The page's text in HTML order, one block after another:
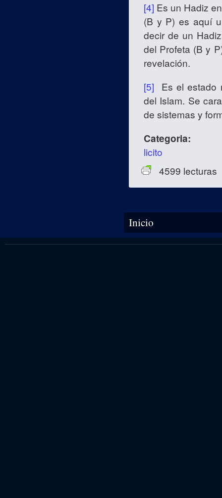
[4] Es un Hadiz
(B y P) es aquí
decir de un
del Profeta (B y
revelación.
[5] Es el estado
del Islam. Se
de sistemas y
Categoria:
licito
4599 lecturas
Se encuentra usted aquí
Inicio